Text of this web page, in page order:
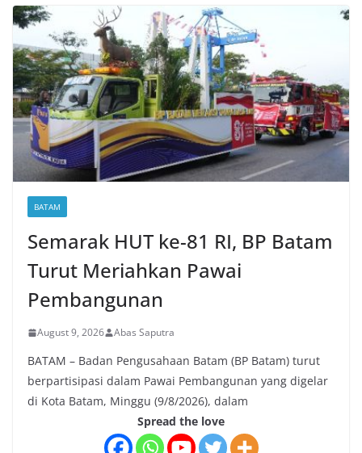
BATAM
Semarak HUT ke-81 RI, BP Batam
Turut Meriahkan Pawai
Pembangunan
August 9, 2026 Abas Saputra
BATAM – Badan Pengusahaan Batam (BP Batam) turut
berpartisipasi dalam Pawai Pembangunan yang digelar
di Kota Batam, Minggu (9/8/2026), dalam
Spread the love